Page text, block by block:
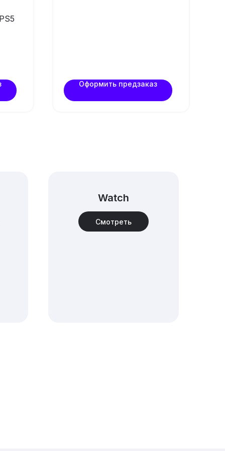
Оформить предзаказ
Watch
Смотреть